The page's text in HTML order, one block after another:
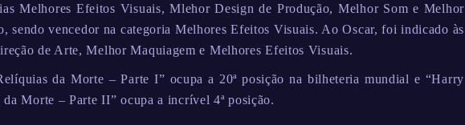
Melhores Efeitos Visuais, Mlehor Design de Produção, Melhor Som e Melhor
sendo vencedor na categoria Melhores Efeitos Visuais. Ao Oscar, foi indicado às
de Arte, Melhor Maquiagem e Melhores Efeitos Visuais.
da Morte – Parte I” ocupa a 20ª posição na bilheteria mundial e “Harry
Morte – Parte II” ocupa a incrível 4ª posição.